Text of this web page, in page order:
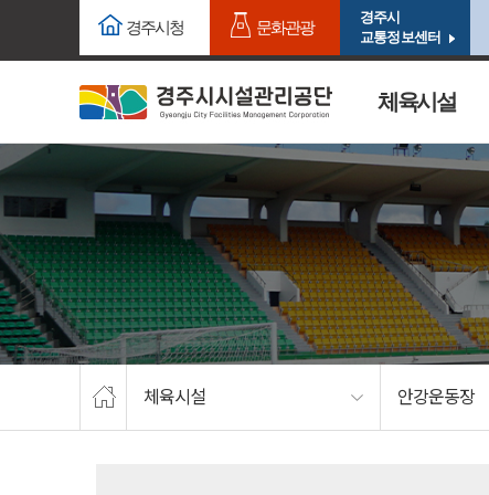
주요메뉴로 건너뛰기
경주시청 문화관광
경주시
교통정보센터
체육시설
체육시설 안강운동장